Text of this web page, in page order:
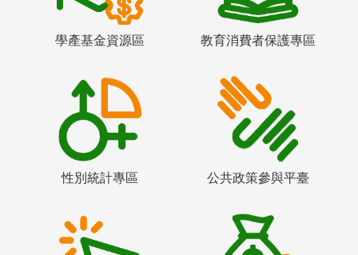
學產基金資源區 教育消費者保護專區
性別統計專區 公共政策參與平臺